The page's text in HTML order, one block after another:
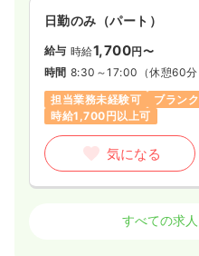
日勤のみ（パート）
給与 時給1,700円〜
時間 8:30～17:00 （休憩60分
担当業務未経験可
ブラン
時給1,700円以上可
気になる
正看護師 / 管理職
すべての求